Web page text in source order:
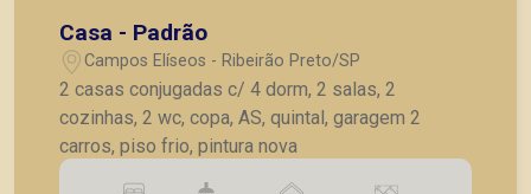
Casa - Padrão
Campos Elíseos - Ribeirão Preto/SP
2 casas conjugadas c/ 4 dorm, 2 salas, 2
cozinhas, 2 wc, copa, AS, quintal, garagem 2
carros, piso frio, pintura nova